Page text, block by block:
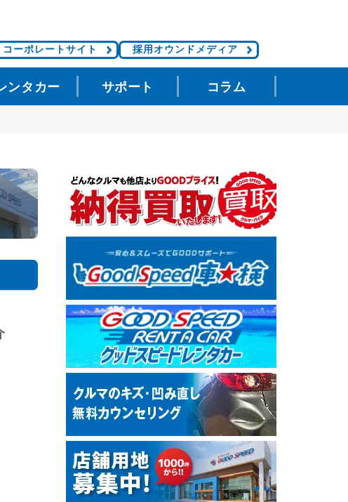
コーポレートサイト 採用オウンドメディア
ンタカー サポート コラム